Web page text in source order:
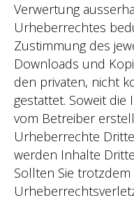
Verwertung
Urheberrechtes
Zustimmung des
Downloads und
den privaten, nicht
gestattet. Soweit die
vom Betreiber
Urheberrechte
werden Inhalte
Sollten Sie trotzdem